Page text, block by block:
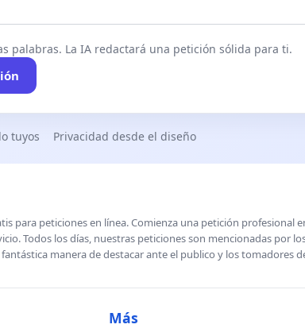
palabras. La IA redactará una petición sólida para ti.
tuyos Privacidad desde el diseño
para peticiones en línea. Comienza una petición profesional
Todos los días, nuestras peticiones son mencionadas por
manera de destacar ante el publico y los tomadores
Más